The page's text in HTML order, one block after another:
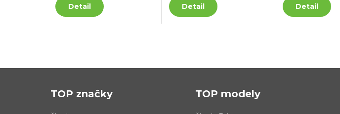
Detail Detail Detail
TOP značky TOP modely